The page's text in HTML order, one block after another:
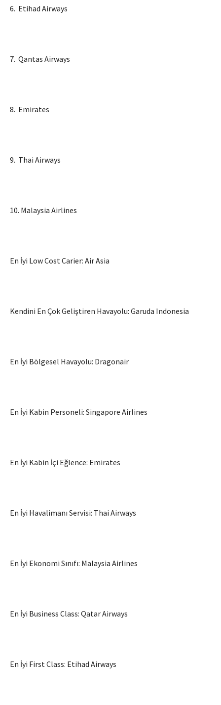
6. Etihad Airways
7. Qantas Airways
8. Emirates
9. Thai Airways
10. Malaysia Airlines
En İyi Low Cost Carier: Air Asia
Kendini En Çok Geliştiren Havayolu: Garuda Indonesia
En İyi Bölgesel Havayolu: Dragonair
En İyi Kabin Personeli: Singapore Airlines
En İyi Kabin İçi Eğlence: Emirates
En İyi Havalimanı Servisi: Thai Airways
En İyi Ekonomi Sınıfı: Malaysia Airlines
En İyi Business Class: Qatar Airways
En İyi First Class: Etihad Airways